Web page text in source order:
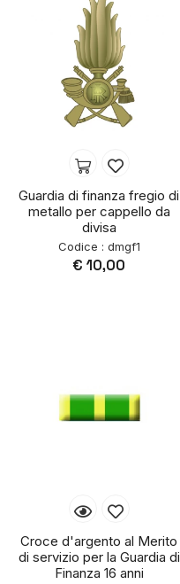
Guardia di finanza fregio di
metallo per cappello da
divisa
Codice : dmgf1
€ 10,00
Croce d'argento al Merito
di servizio per la Guardia di
Finanza 16 anni